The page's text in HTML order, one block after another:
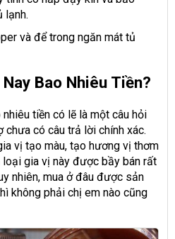
lạnh.
và để trong ngăn mát tủ
Nay Bao Nhiêu Tiền?
nhiêu tiền có lẽ là một câu hỏi
chưa có câu trả lời chính xác.
vị tạo màu, tạo hương vị thơm
gia vị này được bầy bán rất
nhiên, mua ở đâu được sản
không phải chị em nào cũng